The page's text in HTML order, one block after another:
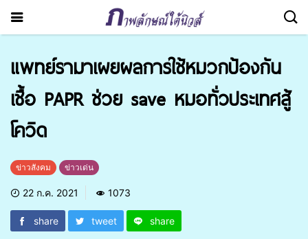
แพทย์รามาเผยผลการใช้หมวกป้องกัน
เชื้อ PAPR ช่วย save หมอทั่วประเทศสู้
โควิด
ข่าวสังคม ข่าวเด่น
22 ก.ค. 2021 1073
share tweet share